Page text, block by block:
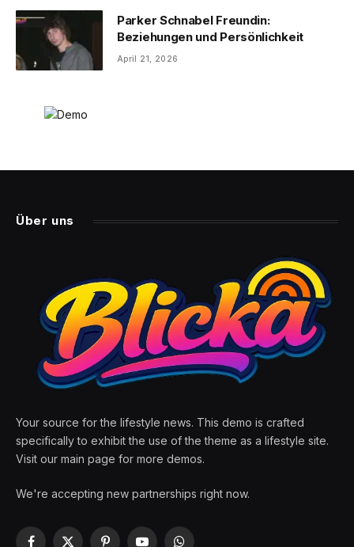
Parker Schnabel Freundin:
Beziehungen und Persönlichkeit
April 21, 2026
Über uns
Your source for the lifestyle news. This demo is crafted
specifically to exhibit the use of the theme as a lifestyle site.
Visit our main page for more demos.
We're accepting new partnerships right now.